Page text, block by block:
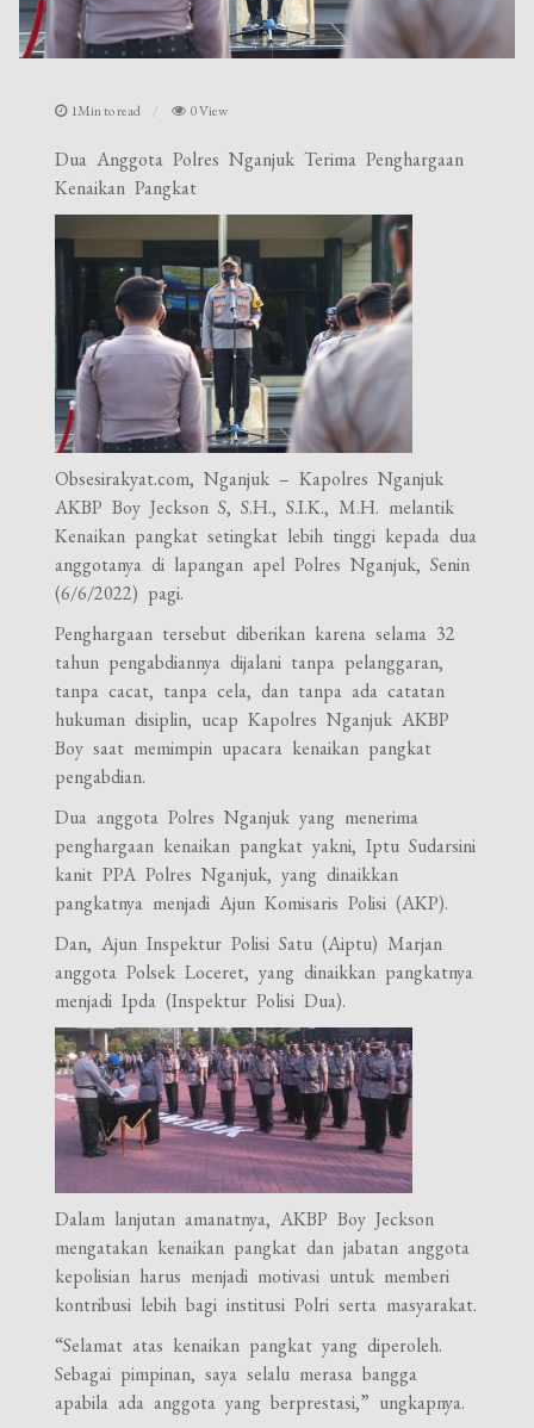
1Min to read 0 View
Dua Anggota Polres Nganjuk Terima Penghargaan
Kenaikan Pangkat
Obsesirakyat.com, Nganjuk – Kapolres Nganjuk
AKBP Boy Jeckson S, S.H., S.I.K., M.H. melantik
Kenaikan pangkat setingkat lebih tinggi kepada dua
anggotanya di lapangan apel Polres Nganjuk, Senin
(6/6/2022) pagi.
Penghargaan tersebut diberikan karena selama 32
tahun pengabdiannya dijalani tanpa pelanggaran,
tanpa cacat, tanpa cela, dan tanpa ada catatan
hukuman disiplin, ucap Kapolres Nganjuk AKBP
Boy saat memimpin upacara kenaikan pangkat
pengabdian.
Dua anggota Polres Nganjuk yang menerima
penghargaan kenaikan pangkat yakni, Iptu Sudarsini
kanit PPA Polres Nganjuk, yang dinaikkan
pangkatnya menjadi Ajun Komisaris Polisi (AKP).
Dan, Ajun Inspektur Polisi Satu (Aiptu) Marjan
anggota Polsek Loceret, yang dinaikkan pangkatnya
menjadi Ipda (Inspektur Polisi Dua).
Dalam lanjutan amanatnya, AKBP Boy Jeckson
mengatakan kenaikan pangkat dan jabatan anggota
kepolisian harus menjadi motivasi untuk memberi
kontribusi lebih bagi institusi Polri serta masyarakat.
“Selamat atas kenaikan pangkat yang diperoleh.
Sebagai pimpinan, saya selalu merasa bangga
apabila ada anggota yang berprestasi,” ungkapnya.